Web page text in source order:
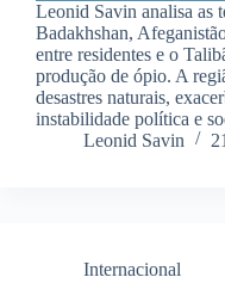
Leonid Savin analisa as
Badakhshan,
entre residentes e o
produção de ópio. A
desastres naturais,
instabilidade política e
Leonid Savin
Internacional